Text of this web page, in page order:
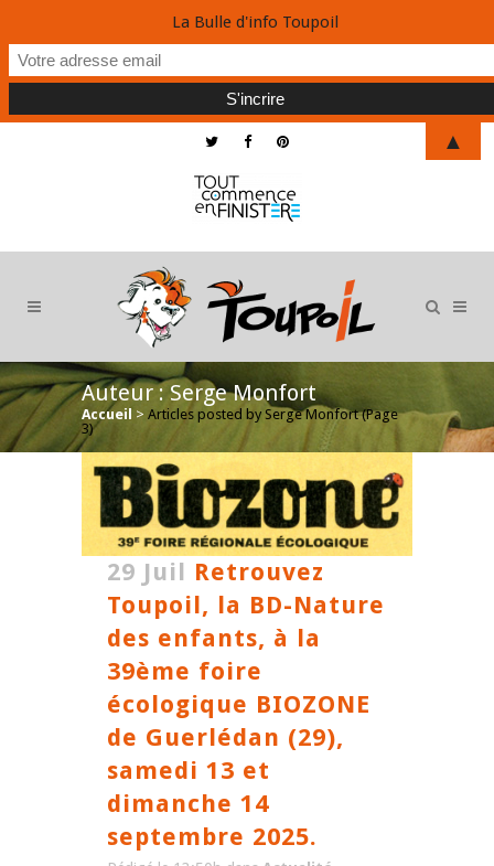
Auteur : Serge Monfort
Accueil > Articles posted by Serge Monfort(Page
3)
29 Juil
Retrouvez
Toupoil, la BD-Nature
des enfants, à la
39ème foire
écologique BIOZONE
de Guerlédan (29),
samedi 13 et
dimanche 14
septembre 2025.
La Bulle d'info Toupoil
▲